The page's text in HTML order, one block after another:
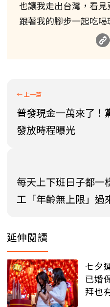
也讓我走出台灣，看
跟著我的腳步一起吃喝
普發現金一萬來了！
發放時程曝光
每天上下班日子都
工「年齡無上限」過
延伸閱讀
七夕
已婚
拜也